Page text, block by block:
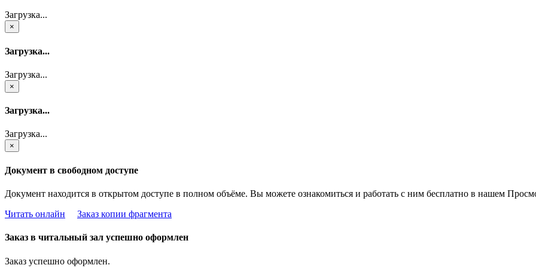
Загрузка...
×
Загрузка...
Загрузка...
×
Загрузка...
Загрузка...
×
Документ в свободном доступе
Документ находится в открытом доступе в полном объёме. Вы можете ознакомиться и работать с ним бесплатно в нашем
Читать онлайн
Заказ копии фрагмента
Заказ в читальный зал успешно оформлен
Заказ успешно оформлен.